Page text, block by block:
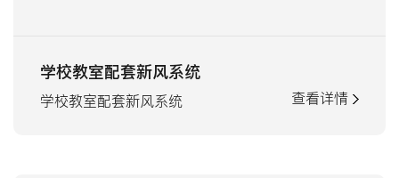
学校教室配套新风系统
学校教室配套新风系统 查看详情